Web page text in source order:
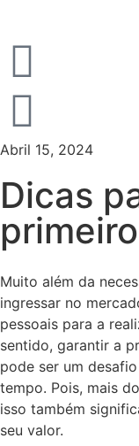
Abril 15, 2024
Dicas
Muito além da
ingressar no
pessoais para a
sentido, garantir a
pode ser um
tempo. Pois, mais
isso também
seu valor.